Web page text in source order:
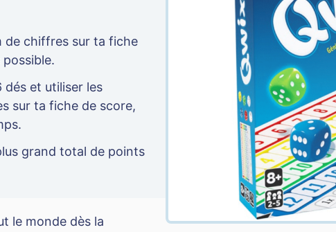
de chiffres sur ta fiche
dés et utiliser les
sur ta fiche de score,
grand total de points
le monde dès la